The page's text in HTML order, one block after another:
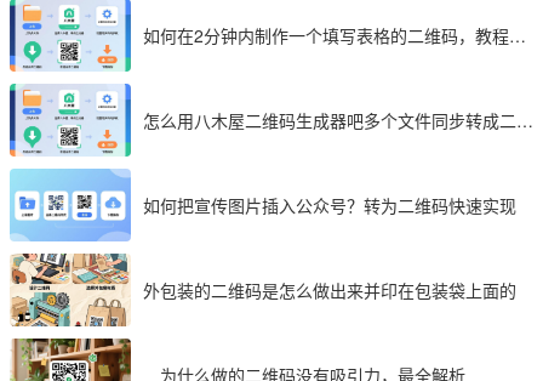
如何在2分钟内制作一个填写表格的二维码，教程分
怎么用八木屋二维码生成器吧多个文件同步转成二维
如何把宣传图片插入公众号？转为二维码快速实现
外包装的二维码是怎么做出来并印在包装袋上面的
为什么做的二维码没有吸引力，最全解析